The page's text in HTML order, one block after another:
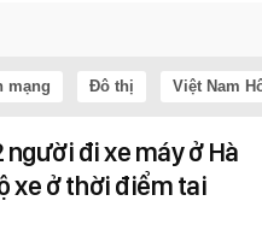
mạng Đô thị Việt Nam
đi xe máy ở Hà
xe ở thời điểm tai